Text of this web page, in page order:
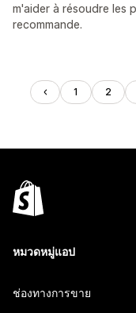
m'aider à résoudre les
recommande.
1 2
หมวดหมู่แอป
ช่องทางการขาย